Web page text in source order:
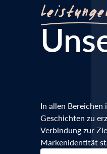
In allen Bereichen
Geschichten zu
Verbindung zur
Markenidentität